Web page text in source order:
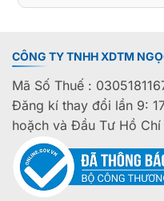
CÔNG TY TNHH XDTM
Mã Số Thuế :
Đăng kí thay đổi lần 9:
hoặch và Đầu Tư Hồ Chí